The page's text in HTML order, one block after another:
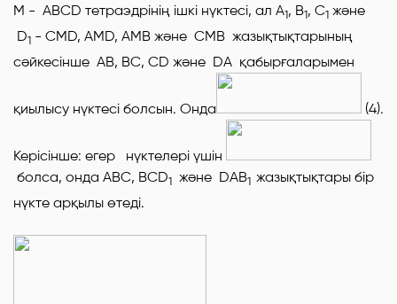
М - АВСD тетраэдрінің ішкі нүктесі, ал А1, В1, С1 және
D1 - СМD, AMD, АМВ және СМВ жазықтықтарының
сәйкесінше АВ, ВC, СD және DA қабырғаларымен
қиылысу нүктесі болсын. Онда (4).
Керісінше: егер нүктелері үшін
болса, онда АВС, ВСD1 және DAB1 жазықтықтары бір
нүкте арқылы өтеді.